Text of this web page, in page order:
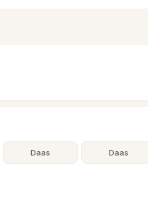
Daas Daas